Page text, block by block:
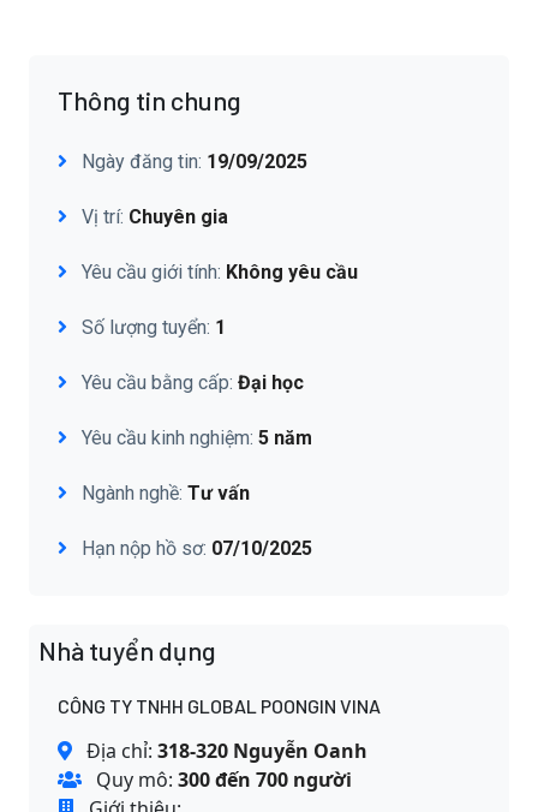
Thông tin chung
Ngày đăng tin: 19/09/2025
Vị trí: Chuyên gia
Yêu cầu giới tính: Không yêu cầu
Số lượng tuyển: 1
Yêu cầu bằng cấp: Đại học
Yêu cầu kinh nghiệm: 5 năm
Ngành nghề: Tư vấn
Hạn nộp hồ sơ: 07/10/2025
Nhà tuyển dụng
CÔNG TY TNHH GLOBAL POONGIN VINA
Địa chỉ: 318-320 Nguyễn Oanh
Quy mô: 300 đến 700 người